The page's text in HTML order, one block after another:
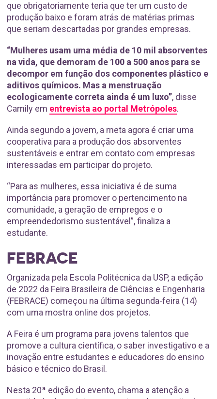
que obrigatoriamente teria que ter um custo de
produção baixo e foram atrás de matérias primas
que seriam descartadas por grandes empresas.
“Mulheres usam uma média de 10 mil absorventes
na vida, que demoram de 100 a 500 anos para se
decompor em função dos componentes plástico e
aditivos químicos. Mas a menstruação
ecologicamente correta ainda é um luxo”, disse
Camily em entrevista ao portal Metrópoles.
Ainda segundo a jovem, a meta agora é criar uma
cooperativa para a produção dos absorventes
sustentáveis e entrar em contato com empresas
interessadas em participar do projeto.
“Para as mulheres, essa iniciativa é de suma
importância para promover o pertencimento na
comunidade, a geração de empregos e o
empreendedorismo sustentável”, finaliza a
estudante.
FEBRACE
Organizada pela Escola Politécnica da USP, a edição
de 2022 da Feira Brasileira de Ciências e Engenharia
(FEBRACE) começou na última segunda-feira (14)
com uma mostra online dos projetos.
A Feira é um programa para jovens talentos que
promove a cultura científica, o saber investigativo e a
inovação entre estudantes e educadores do ensino
básico e técnico do Brasil.
Nesta 20ª edição do evento, chama a atenção a